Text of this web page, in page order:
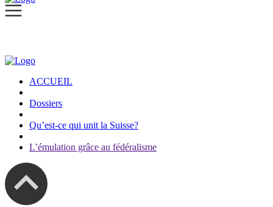
ACCUEIL
Dossiers
Qu’est-ce qui unit la Suisse?
L’émulation grâce au fédéralisme